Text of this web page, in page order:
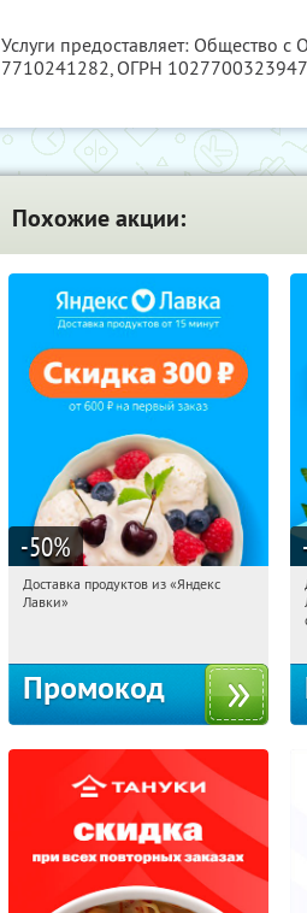
Услуги предоставляет: Общество
7710241282, ОГРН 1027700323947
Похожие акции:
-50%
21:18:14 Получили:
Доставка продуктов из «Яндекс
Лавки»
Промокод